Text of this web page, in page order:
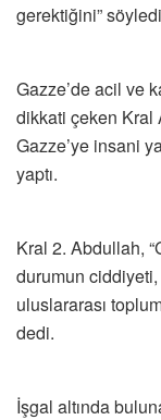
gerektiğini”
Gazze’de acil ve
dikkati çeken Kral
Gazze’ye insani
yaptı.
Kral 2. Abdullah,
durumun
uluslararası
dedi.
İşgal altında